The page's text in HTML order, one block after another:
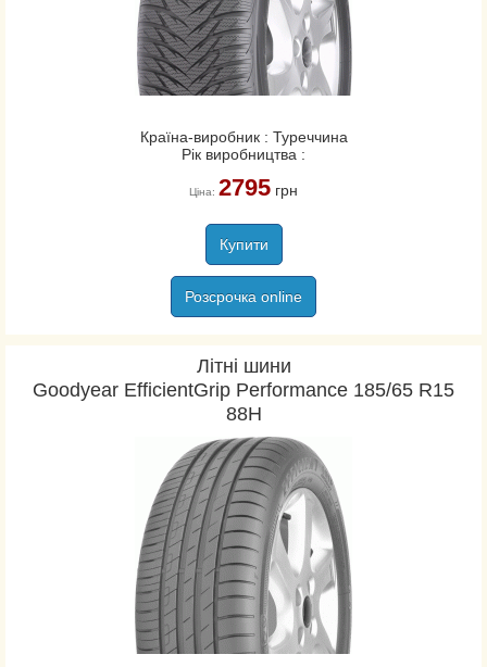
Країна-виробник : Туреччина
Рік виробництва :
Ціна: 2795грн
Купити
Розсрочка online
Літні шини
Goodyear EfficientGrip Performance 185/65 R15
88H